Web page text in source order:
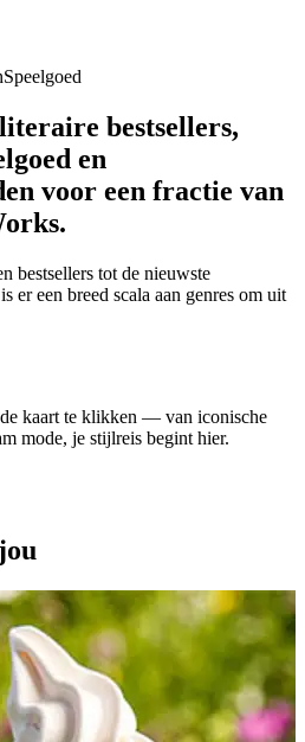
Speelgoed
bestsellers,
en
voor een fractie van
bestsellers tot de nieuwste
er een breed scala aan genres om uit
kaart te klikken — van iconische
mode, je stijlreis begint hier.